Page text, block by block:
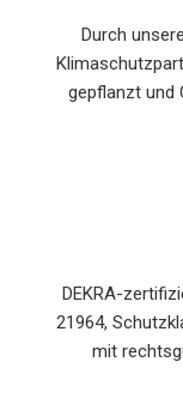
Durch
gepflanzt und
DEKRA-
21964,
mit